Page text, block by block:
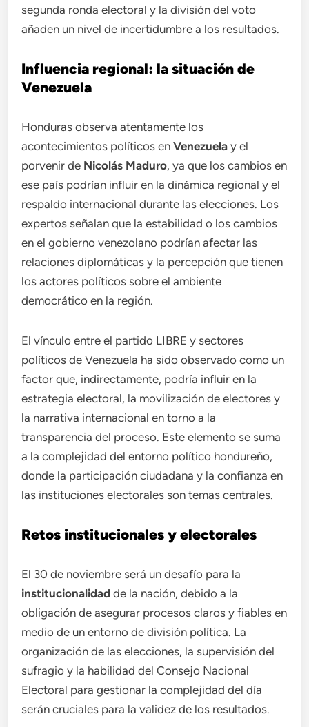
segunda ronda electoral y la división del voto
añaden un nivel de incertidumbre a los resultados.
Influencia regional: la situación de
Venezuela
Honduras observa atentamente los
acontecimientos políticos enVenezuela y el
porvenir de Nicolás Maduro, ya que los cambios en
ese país podrían influir en la dinámica regional y el
respaldo internacional durante las elecciones. Los
expertos señalan que la estabilidad o los cambios
en el gobierno venezolano podrían afectar las
relaciones diplomáticas y la percepción que tienen
los actores políticos sobre el ambiente
democrático en la región.
El vínculo entre el partido LIBRE y sectores
políticos de Venezuela ha sido observado como un
factor que, indirectamente, podría influir en la
estrategia electoral, la movilización de electores y
la narrativa internacional en torno a la
transparencia del proceso. Este elemento se suma
a la complejidad del entorno político hondureño,
donde la participación ciudadana y la confianza en
las instituciones electorales son temas centrales.
Retos institucionales y electorales
El 30 de noviembre será un desafío para la
institucionalidad de la nación, debido a la
obligación de asegurar procesos claros y fiables en
medio de un entorno de división política. La
organización de las elecciones, la supervisión del
sufragio y la habilidad del Consejo Nacional
Electoral para gestionar la complejidad del día
serán cruciales para la validez de los resultados.